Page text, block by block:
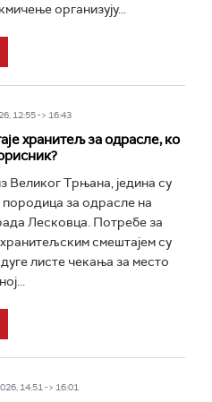
организују...
12:55 -> 16:43
хранитељ за одрасле, ко
Великог Трњана, једина су
за одрасле на
Лесковца. Потребе за
смештајем су
дуге листе чекања за место
14:51 -> 16:01